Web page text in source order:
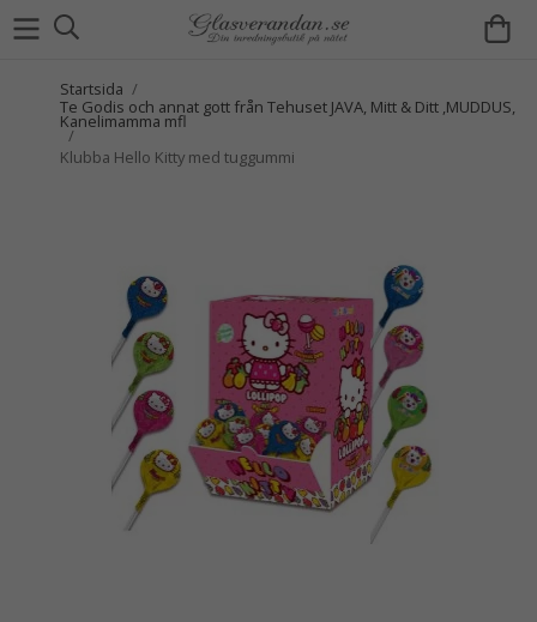
Startsida /
Te Godis och annat gott från Tehuset JAVA, Mitt & Ditt ,MUDDUS,
Kanelimamma mfl
/
Klubba Hello Kitty med tuggummi